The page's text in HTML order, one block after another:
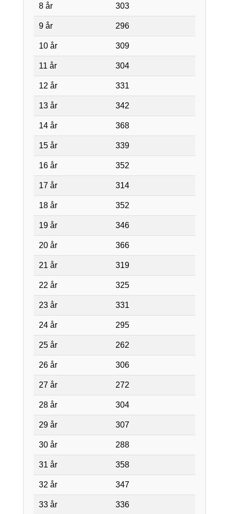
8 år 303
9 år 296
10 år 309
11 år 304
12 år 331
13 år 342
14 år 368
15 år 339
16 år 352
17 år 314
18 år 352
19 år 346
20 år 366
21 år 319
22 år 325
23 år 331
24 år 295
25 år 262
26 år 306
27 år 272
28 år 304
29 år 307
30 år 288
31 år 358
32 år 347
33 år 336